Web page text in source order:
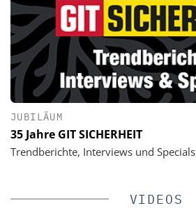
JUBILÄUM
35 Jahre GIT SICHERHEIT
Trendberichte, Interviews und Specials
VIDEOS